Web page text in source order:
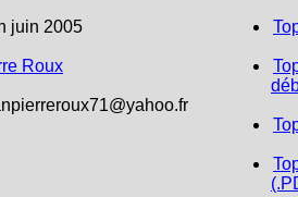
juin 2005
Roux